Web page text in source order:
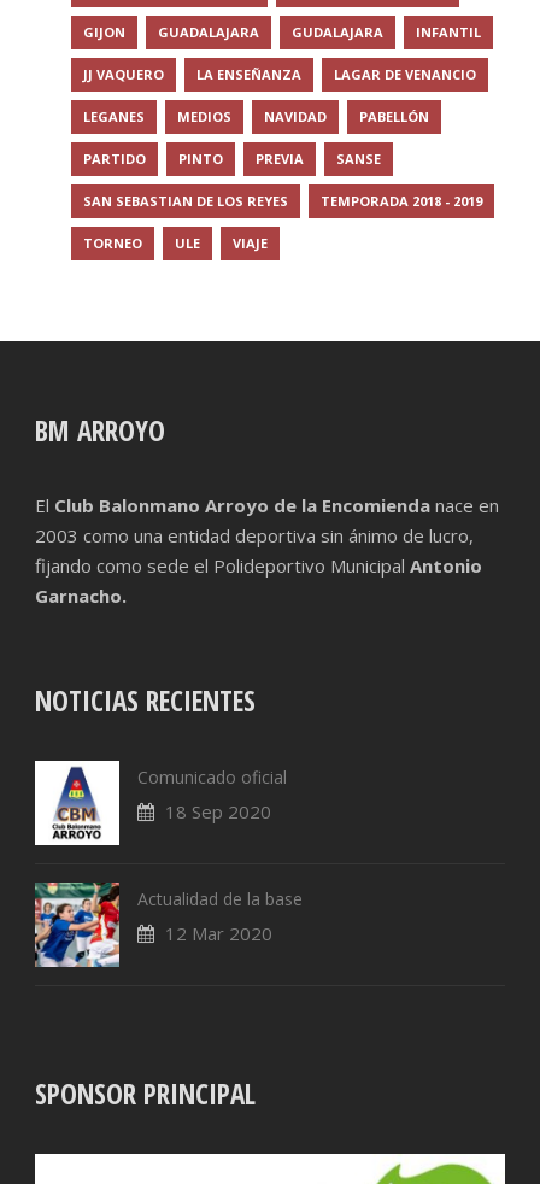
GIJON GUADALAJARA GUDALAJARA INFANTIL
JJ VAQUERO LA ENSEÑANZA LAGAR DE VENANCIO
LEGANES MEDIOS NAVIDAD PABELLÓN
PARTIDO PINTO PREVIA SANSE
SAN SEBASTIAN DE LOS REYES TEMPORADA 2018 - 2019
TORNEO ULE VIAJE
BM ARROYO
El Club Balonmano Arroyo de la Encomienda nace en
2003 como una entidad deportiva sin ánimo de lucro,
fijando como sede el Polideportivo Municipal Antonio
Garnacho.
NOTICIAS RECIENTES
Comunicado oficial
18 Sep 2020
Actualidad de la base
12 Mar 2020
SPONSOR PRINCIPAL